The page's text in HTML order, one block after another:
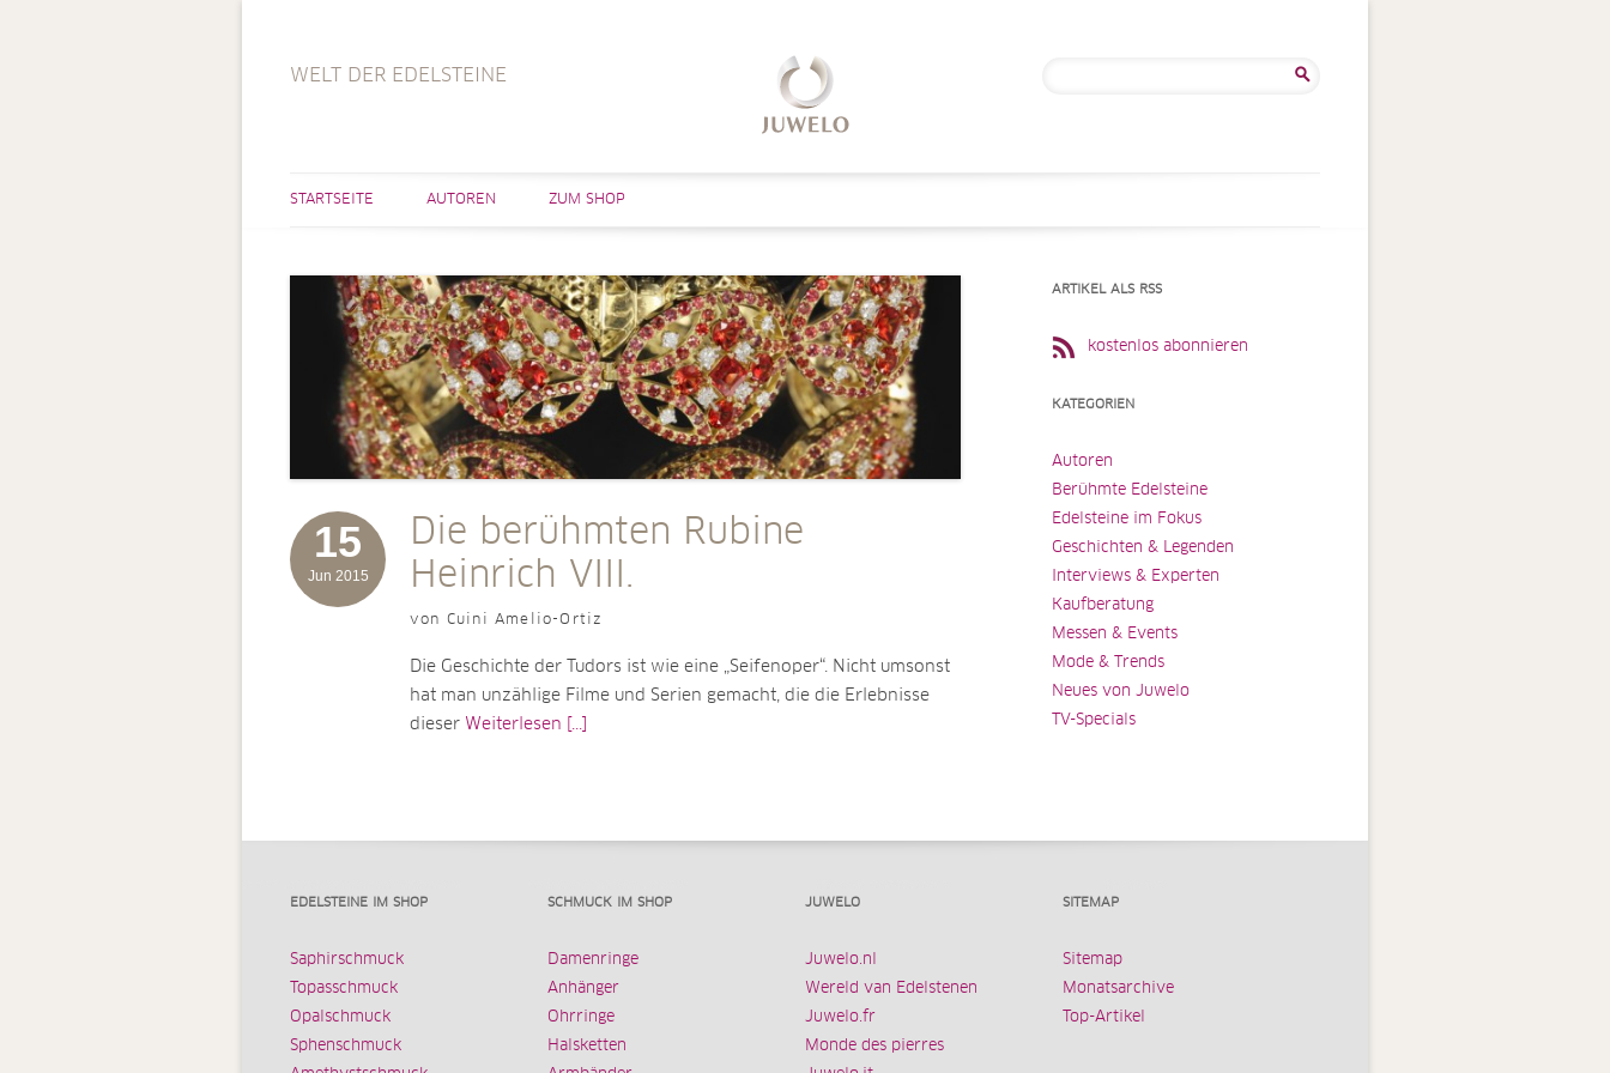
WELT DER EDELSTEINE
STARTSEITE AUTOREN ZUM SHOP
15
Jun 2015
Die berühmten Rubine
Heinrich VIII.
von Cuini Amelio-Ortiz
Die Geschichte der Tudors ist wie eine „Seifenoper“. Nicht umsonst
hat man unzählige Filme und Serien gemacht, die die Erlebnisse
dieser Weiterlesen [...]
ARTIKEL ALS RSS
kostenlos abonnieren
KATEGORIEN
Autoren
Berühmte Edelsteine
Edelsteine im Fokus
Geschichten & Legenden
Interviews & Experten
Kaufberatung
Messen & Events
Mode & Trends
Neues von Juwelo
TV-Specials
EDELSTEINE IM SHOP
Saphirschmuck
Topasschmuck
Opalschmuck
Sphenschmuck
SCHMUCK IM SHOP
Damenringe
Anhänger
Ohrringe
Halsketten
JUWELO
Juwelo.nl
Wereld van Edelstenen
Juwelo.fr
Monde des pierres
SITEMAP
Sitemap
Monatsarchive
Top-Artikel